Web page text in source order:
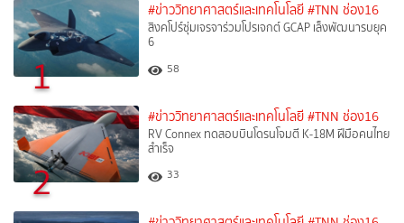
1
#ข่าววิทยาศาสตร์และเทคโนโลยี #TNN ช่อง16
สิงคโปร์ซุ่มเจรจาร่วมโปรเจกต์ GCAP เล็งพัฒนารบยุค
6
58
2
#ข่าววิทยาศาสตร์และเทคโนโลยี #TNN ช่อง16
RV Connex ทดสอบบินโดรนโจมตี K-18M ฝีมือคนไทย
สำเร็จ
33